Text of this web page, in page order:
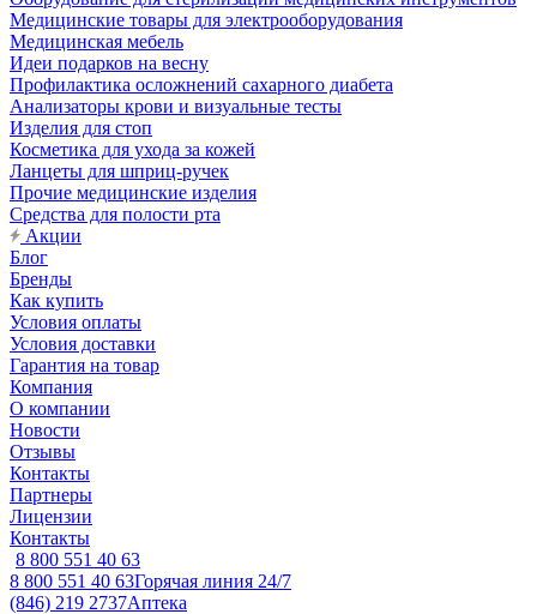
Медицинские товары для электрооборудования
Медицинская мебель
Идеи подарков на весну
Профилактика осложнений сахарного диабета
Анализаторы крови и визуальные тесты
Изделия для стоп
Косметика для ухода за кожей
Ланцеты для шприц-ручек
Прочие медицинские изделия
Средства для полости рта
Акции
Блог
Бренды
Как купить
Условия оплаты
Условия доставки
Гарантия на товар
Компания
О компании
Новости
Отзывы
Контакты
Партнеры
Лицензии
Контакты
8 800 551 40 63
8 800 551 40 63Горячая линия 24/7
(846) 219 2737Аптека